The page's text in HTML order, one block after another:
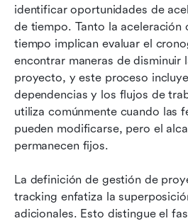
identificar oportunidades de
de tiempo. Tanto la aceleración
tiempo implican evaluar el
encontrar maneras de disminuir
proyecto, y este proceso
dependencias y los flujos de
utiliza comúnmente cuando las
pueden modificarse, pero el
permanecen fijos.
La definición de gestión de
tracking enfatiza la
adicionales. Esto distingue el